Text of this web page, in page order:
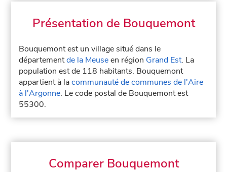
Présentation de Bouquemont
Bouquemont est un village situé dans le
départementde la Meuseen région Grand Est. La
population est de 118 habitants. Bouquemont
appartient à lacommunauté de communes de l'Aire
à l'Argonne. Le code postal de Bouquemont est
55300.
Comparer Bouquemont